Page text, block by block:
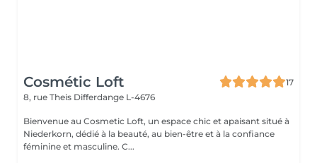
Cosmétic Loft
17
8, rue Theis Differdange L-4676
Bienvenue au Cosmetic Loft, un espace chic et apaisant situé à
Niederkorn, dédié à la beauté, au bien-être et à la confiance
féminine et masculine. C...